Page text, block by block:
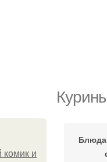
комик и
Блюда